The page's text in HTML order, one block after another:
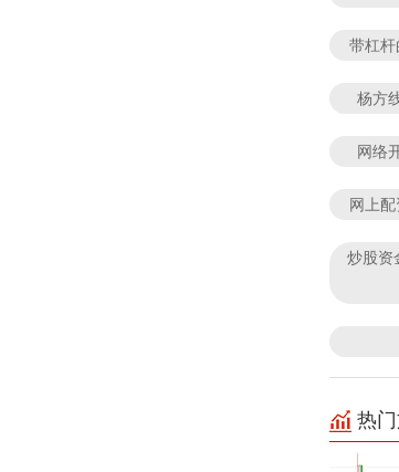
带杠
杨方
网络
网上
炒股资
热